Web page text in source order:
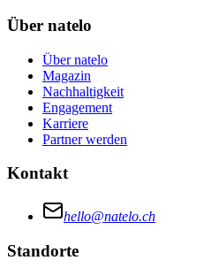
Über natelo
Über natelo
Magazin
Nachhaltigkeit
Engagement
Karriere
Partner werden
Kontakt
hello@natelo.ch
Standorte